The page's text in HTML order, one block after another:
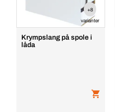
+8
varianter
Krympslang på spole i
låda